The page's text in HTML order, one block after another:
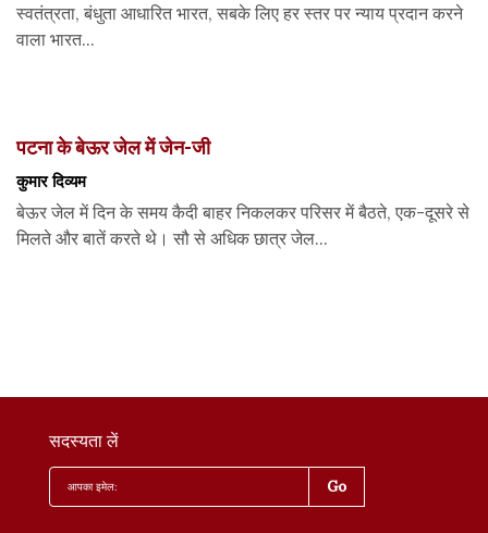
स्वतंत्रता, बंधुता आधारित भारत, सबके लिए हर स्तर पर न्याय प्रदान करने
वाला भारत...
पटना के बेऊर जेल में जेन-जी
कुमार दिव्यम
बेऊर जेल में दिन के समय कैदी बाहर निकलकर परिसर में बैठते, एक-दूसरे से
मिलते और बातें करते थे। सौ से अधिक छात्र जेल...
सदस्यता लें